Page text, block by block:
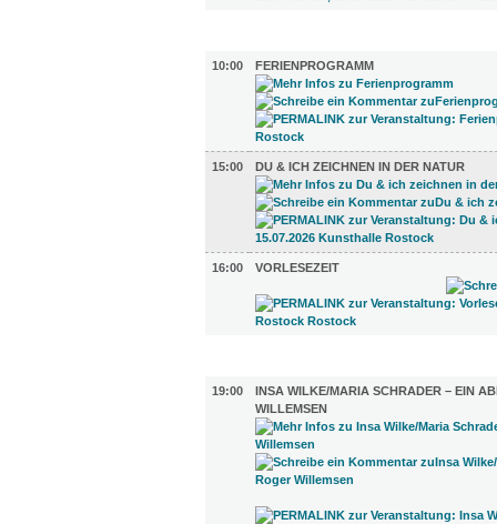
10:00
FERIENPROGRAMM
15:00 DU & ICH ZEICHNEN IN DER NATUR
16:00 VORLESEZEIT
19:00
INSA WILKE/MARIA SCHRADER – EIN
WILLEMSEN